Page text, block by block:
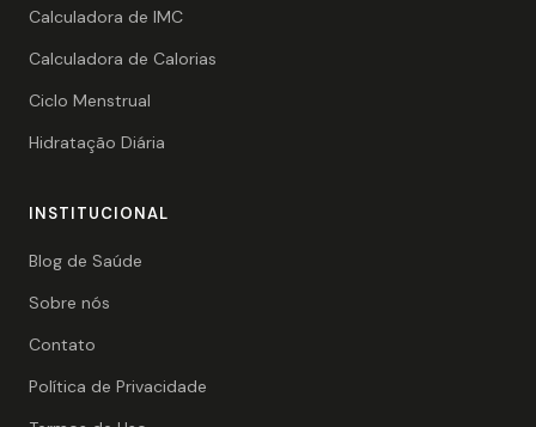
Calculadora de IMC
Calculadora de Calorias
Ciclo Menstrual
Hidratação Diária
INSTITUCIONAL
Blog de Saúde
Sobre nós
Contato
Política de Privacidade